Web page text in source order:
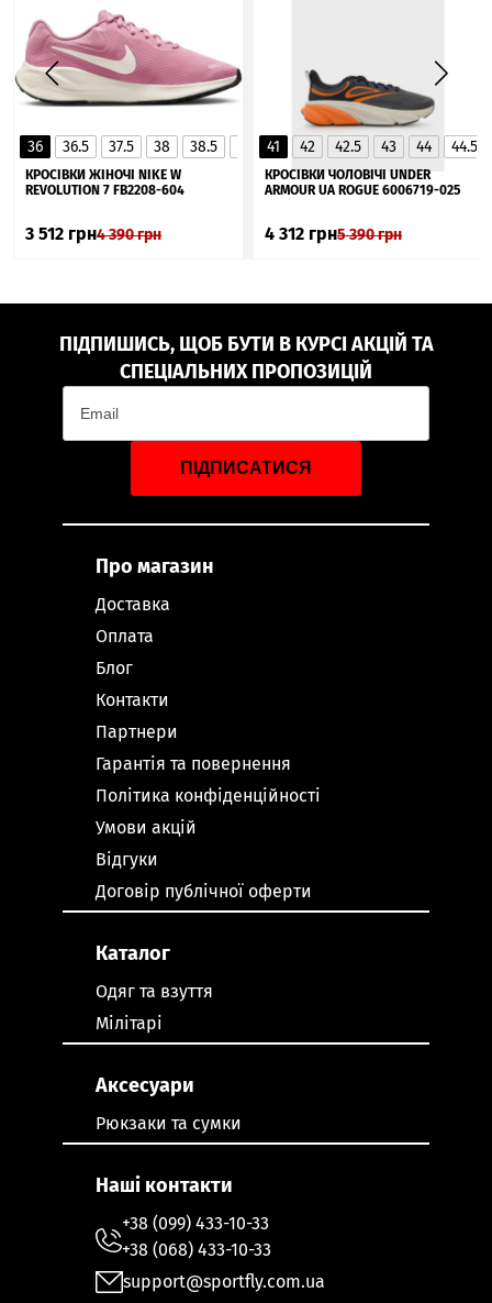
36 36.5 37.5 38 38.5 40 40.5
41
▲
КРОСІВКИ ЖІНОЧІ NIKE W
REVOLUTION 7 FB2208-604
3 512 грн4 390грн
41 42 42.5 43 44 44.5
КРОСІВКИ ЧОЛОВІЧІ UNDER
ARMOUR UA ROGUE 6006719-025
4 312 грн5 390грн
ПІДПИШИСЬ, ЩОБ БУТИ В КУРСІ АКЦІЙ ТА
СПЕЦІАЛЬНИХ ПРОПОЗИЦІЙ
ПІДПИСАТИСЯ
Про магазин
Доставка
Оплата
Блог
Контакти
Партнери
Гарантія та повернення
Політика конфіденційності
Умови акцій
Відгуки
Договір публічної оферти
Каталог
Одяг та взуття
Мілітарі
Аксесуари
Рюкзаки та сумки
Наші контакти
+38 (099) 433-10-33
+38 (068) 433-10-33
support@sportfly.com.ua